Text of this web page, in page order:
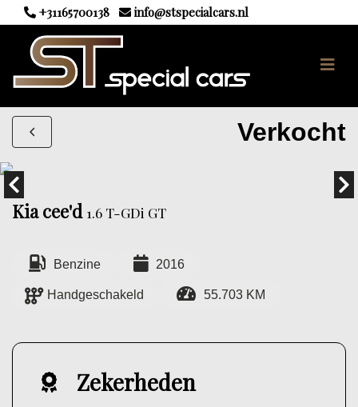
+31165700138 info@stspecialcars.nl
Verkocht
Kia cee'd 1.6 T-GDi GT
Benzine 2016
Handgeschakeld 55.703 KM
Zekerheden